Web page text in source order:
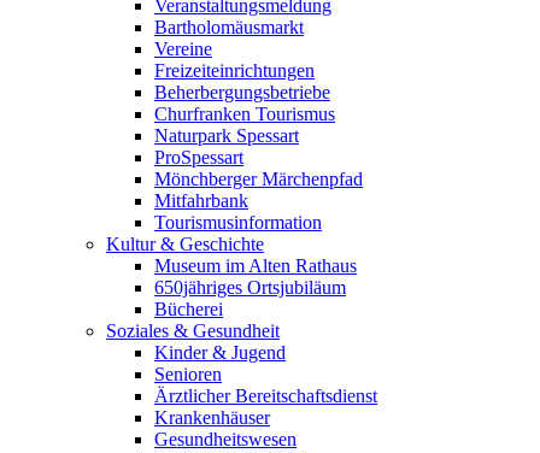
Veranstaltungsmeldung
Bartholomäusmarkt
Vereine
Freizeiteinrichtungen
Beherbergungsbetriebe
Churfranken Tourismus
Naturpark Spessart
ProSpessart
Mönchberger Märchenpfad
Mitfahrbank
Tourismusinformation
Kultur & Geschichte
Museum im Alten Rathaus
650jähriges Ortsjubiläum
Bücherei
Soziales & Gesundheit
Kinder & Jugend
Senioren
Ärztlicher Bereitschaftsdienst
Krankenhäuser
Gesundheitswesen